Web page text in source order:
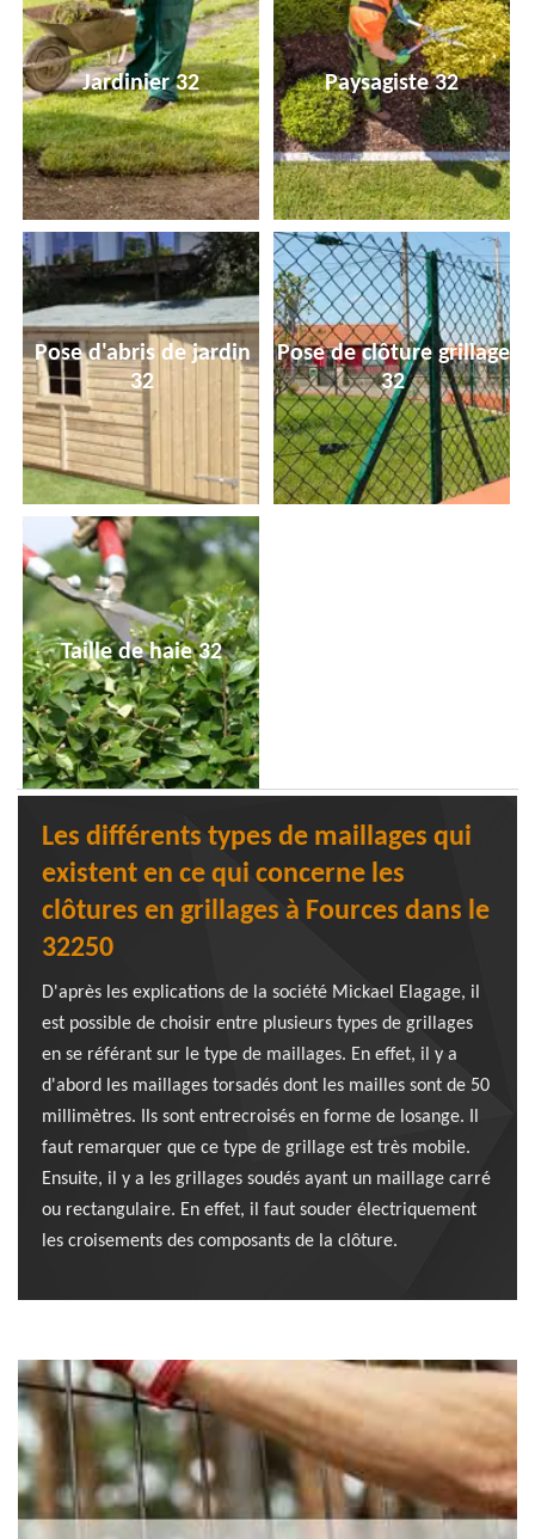
Jardinier 32 Paysagiste 32
Pose d'abris de jardin
32
Pose de clôture grillage
32
Taille de haie 32
Les différents types de maillages qui
existent en ce qui concerne les
clôtures en grillages à Fources dans le
32250
D'après les explications de la société Mickael Elagage, il
est possible de choisir entre plusieurs types de grillages
en se référant sur le type de maillages. En effet, il y a
d'abord les maillages torsadés dont les mailles sont de 50
millimètres. Ils sont entrecroisés en forme de losange. Il
faut remarquer que ce type de grillage est très mobile.
Ensuite, il y a les grillages soudés ayant un maillage carré
ou rectangulaire. En effet, il faut souder électriquement
les croisements des composants de la clôture.